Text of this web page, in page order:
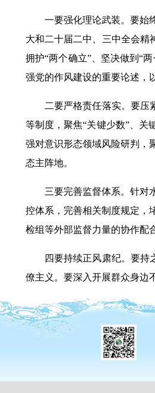
一要强化理论武装。要始终
大和二十届二中、三中全会精
拥护“两个确立”、坚决做到“
强党的作风建设的重要论述，
二要严格责任落实。要压紧
等制度，聚焦“关键少数”、关
强对意识形态领域风险研判，
态主阵地。
三要完善监督体系。针对水
控体系，完善相关制度规定，
检组等外部监督力量的协作配
四要持续正风肃纪。要持之
僚主义。要深入开展群众身边